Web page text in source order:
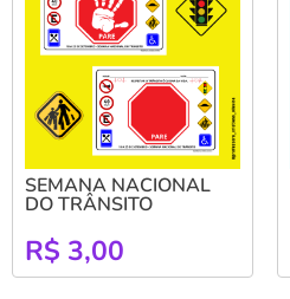
SEMANA NACIONAL
DO TRÂNSITO
R$ 3,00